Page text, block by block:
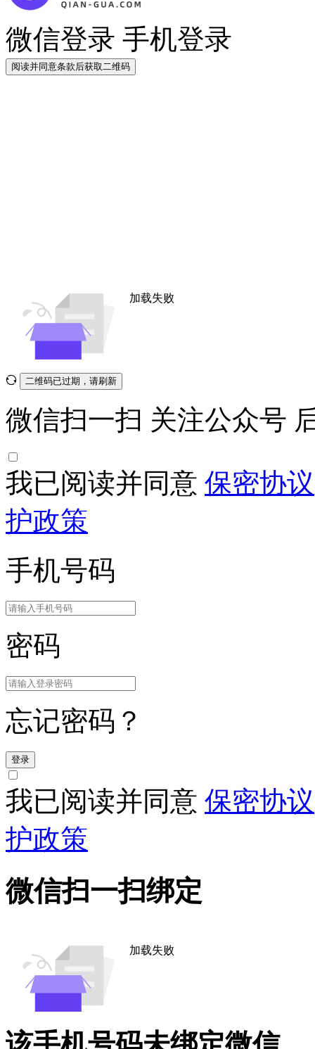
微信登录 手机登录
阅读并同意条款后获取二维码
加载失败
二维码已过期，请刷新
微信扫一扫 关注公众号
我已阅读并同意 保密协议
护政策
手机号码
密码
忘记密码？
登录
我已阅读并同意 保密协议
护政策
微信扫一扫绑定
加载失败